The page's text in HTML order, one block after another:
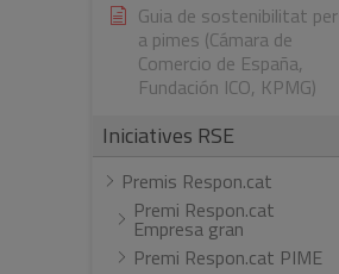
Guia de sostenibilitat per
a pimes (Cámara de
Comercio de España,
Fundación ICO, KPMG)
Iniciatives RSE
Premis Respon.cat
Premi Respon.cat
Empresa gran
Premi Respon.cat PIME